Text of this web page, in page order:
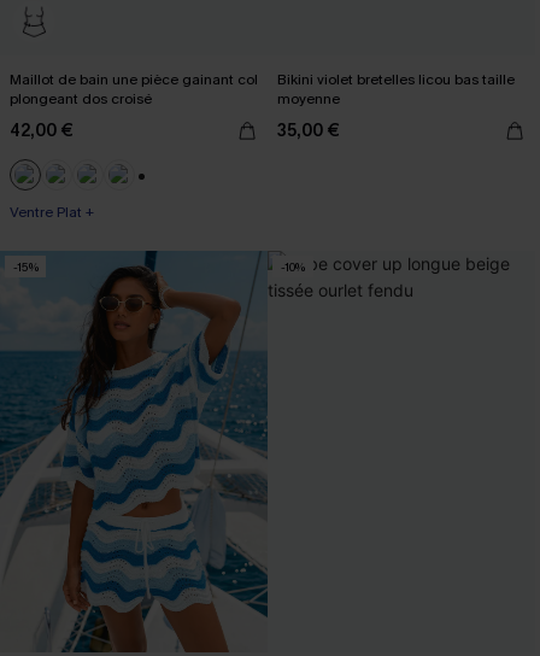
Maillot de bain une pièce gainant col
plongeant dos croisé
42,00 €
Ventre Plat +
Bikini violet bretelles licou bas taille
moyenne
35,00 €
-15% -10%